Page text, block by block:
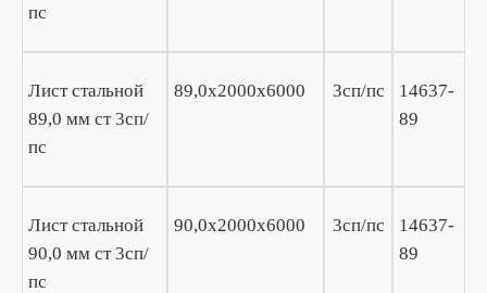
пс
Лист стальной
89,0 мм ст 3сп/
пс
89,0х2000х6000 3сп/пс
14637-
89
Лист стальной
90,0 мм ст 3сп/
пс
90,0х2000х6000 3сп/пс
14637-
89